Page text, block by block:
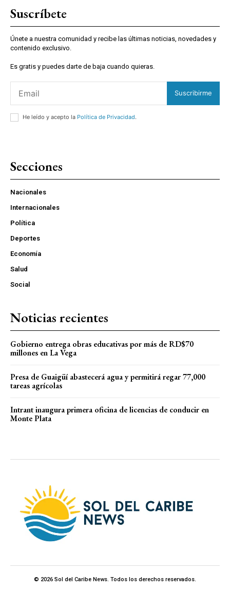
Suscríbete
Únete a nuestra comunidad y recibe las últimas noticias, novedades y
contenido exclusivo.
Es gratis y puedes darte de baja cuando quieras.
Suscribirme
He leído y acepto la Política de Privacidad.
Secciones
Nacionales
Internacionales
Política
Deportes
Economía
Salud
Social
Noticias recientes
Gobierno entrega obras educativas por más de RD$70
millones en La Vega
Presa de Guaigüí abastecerá agua y permitirá regar 77,000
tareas agrícolas
Intrant inaugura primera oficina de licencias de conducir en
Monte Plata
© 2026 Sol del Caribe News. Todos los derechos reservados.